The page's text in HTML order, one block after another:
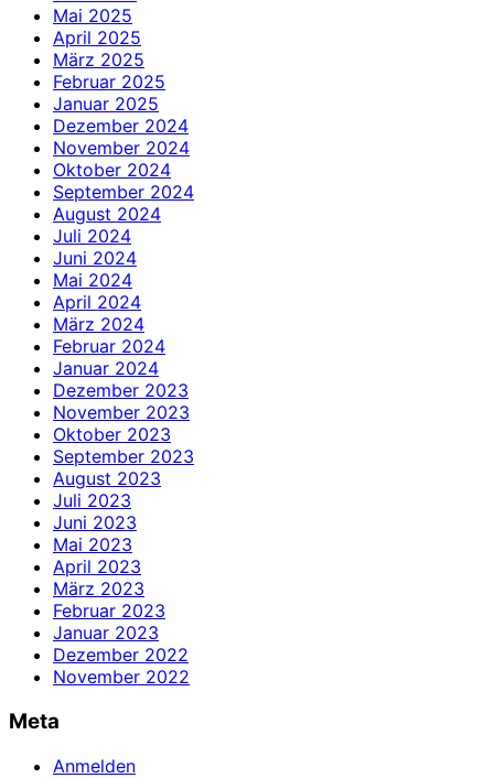
Mai 2025
April 2025
März 2025
Februar 2025
Januar 2025
Dezember 2024
November 2024
Oktober 2024
September 2024
August 2024
Juli 2024
Juni 2024
Mai 2024
April 2024
März 2024
Februar 2024
Januar 2024
Dezember 2023
November 2023
Oktober 2023
September 2023
August 2023
Juli 2023
Juni 2023
Mai 2023
April 2023
März 2023
Februar 2023
Januar 2023
Dezember 2022
November 2022
Meta
Anmelden